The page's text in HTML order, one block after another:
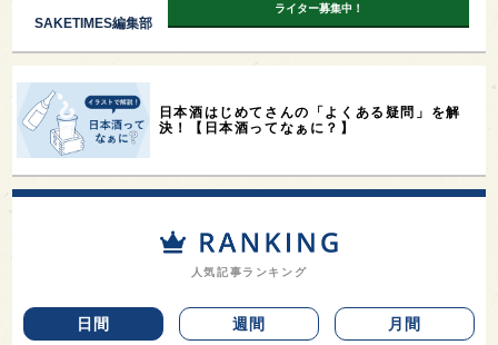
SAKETIMES編集部
ライター募集中！
日本酒はじめてさんの「よくある疑問」を解
決！【日本酒ってなぁに？】
人気記事ランキング
日間 週間 月間